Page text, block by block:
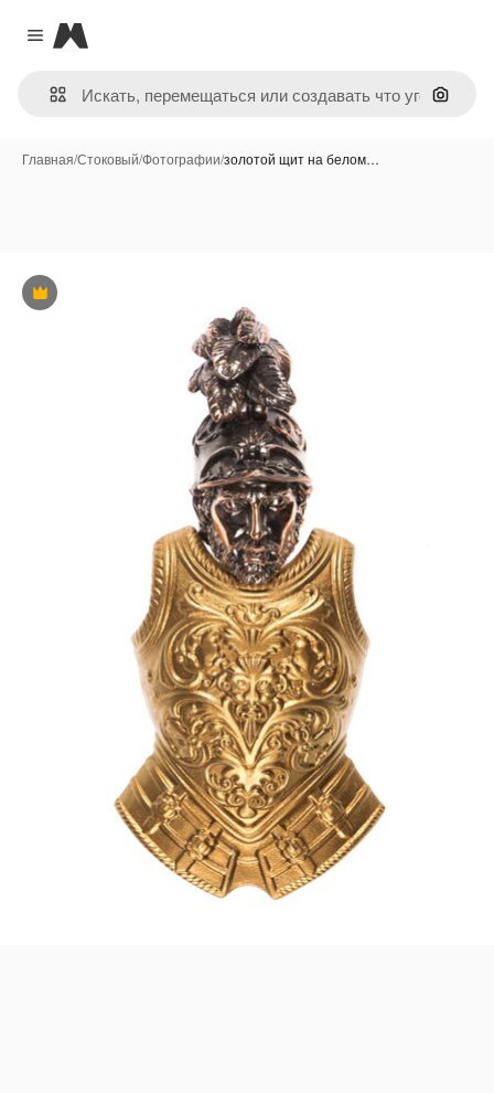
Close menu
Magnific
Поиск
Главная/Стоковый/Фотографии/золотой щит на белом…
Премиум